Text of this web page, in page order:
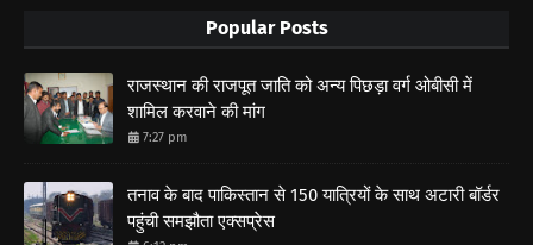
Popular Posts
राजस्थान की राजपूत जाति को अन्य पिछड़ा वर्ग ओबीसी में
शामिल करवाने की मांग
7:27 pm
तनाव के बाद पाकिस्तान से 150 यात्रियों के साथ अटारी बॉर्डर
पहुंची समझौता एक्सप्रेस